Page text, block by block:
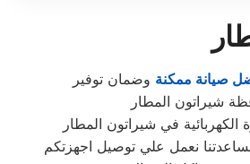
صيانة ممكنة وضمان توفير
شيراتون المطار
في شيراتون المطار